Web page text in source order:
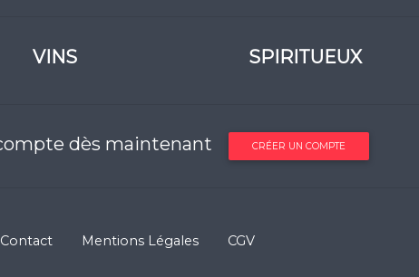
VINS SPIRITUEUX
dès maintenant CRÉER UN COMPTE
Contact Mentions Légales CGV